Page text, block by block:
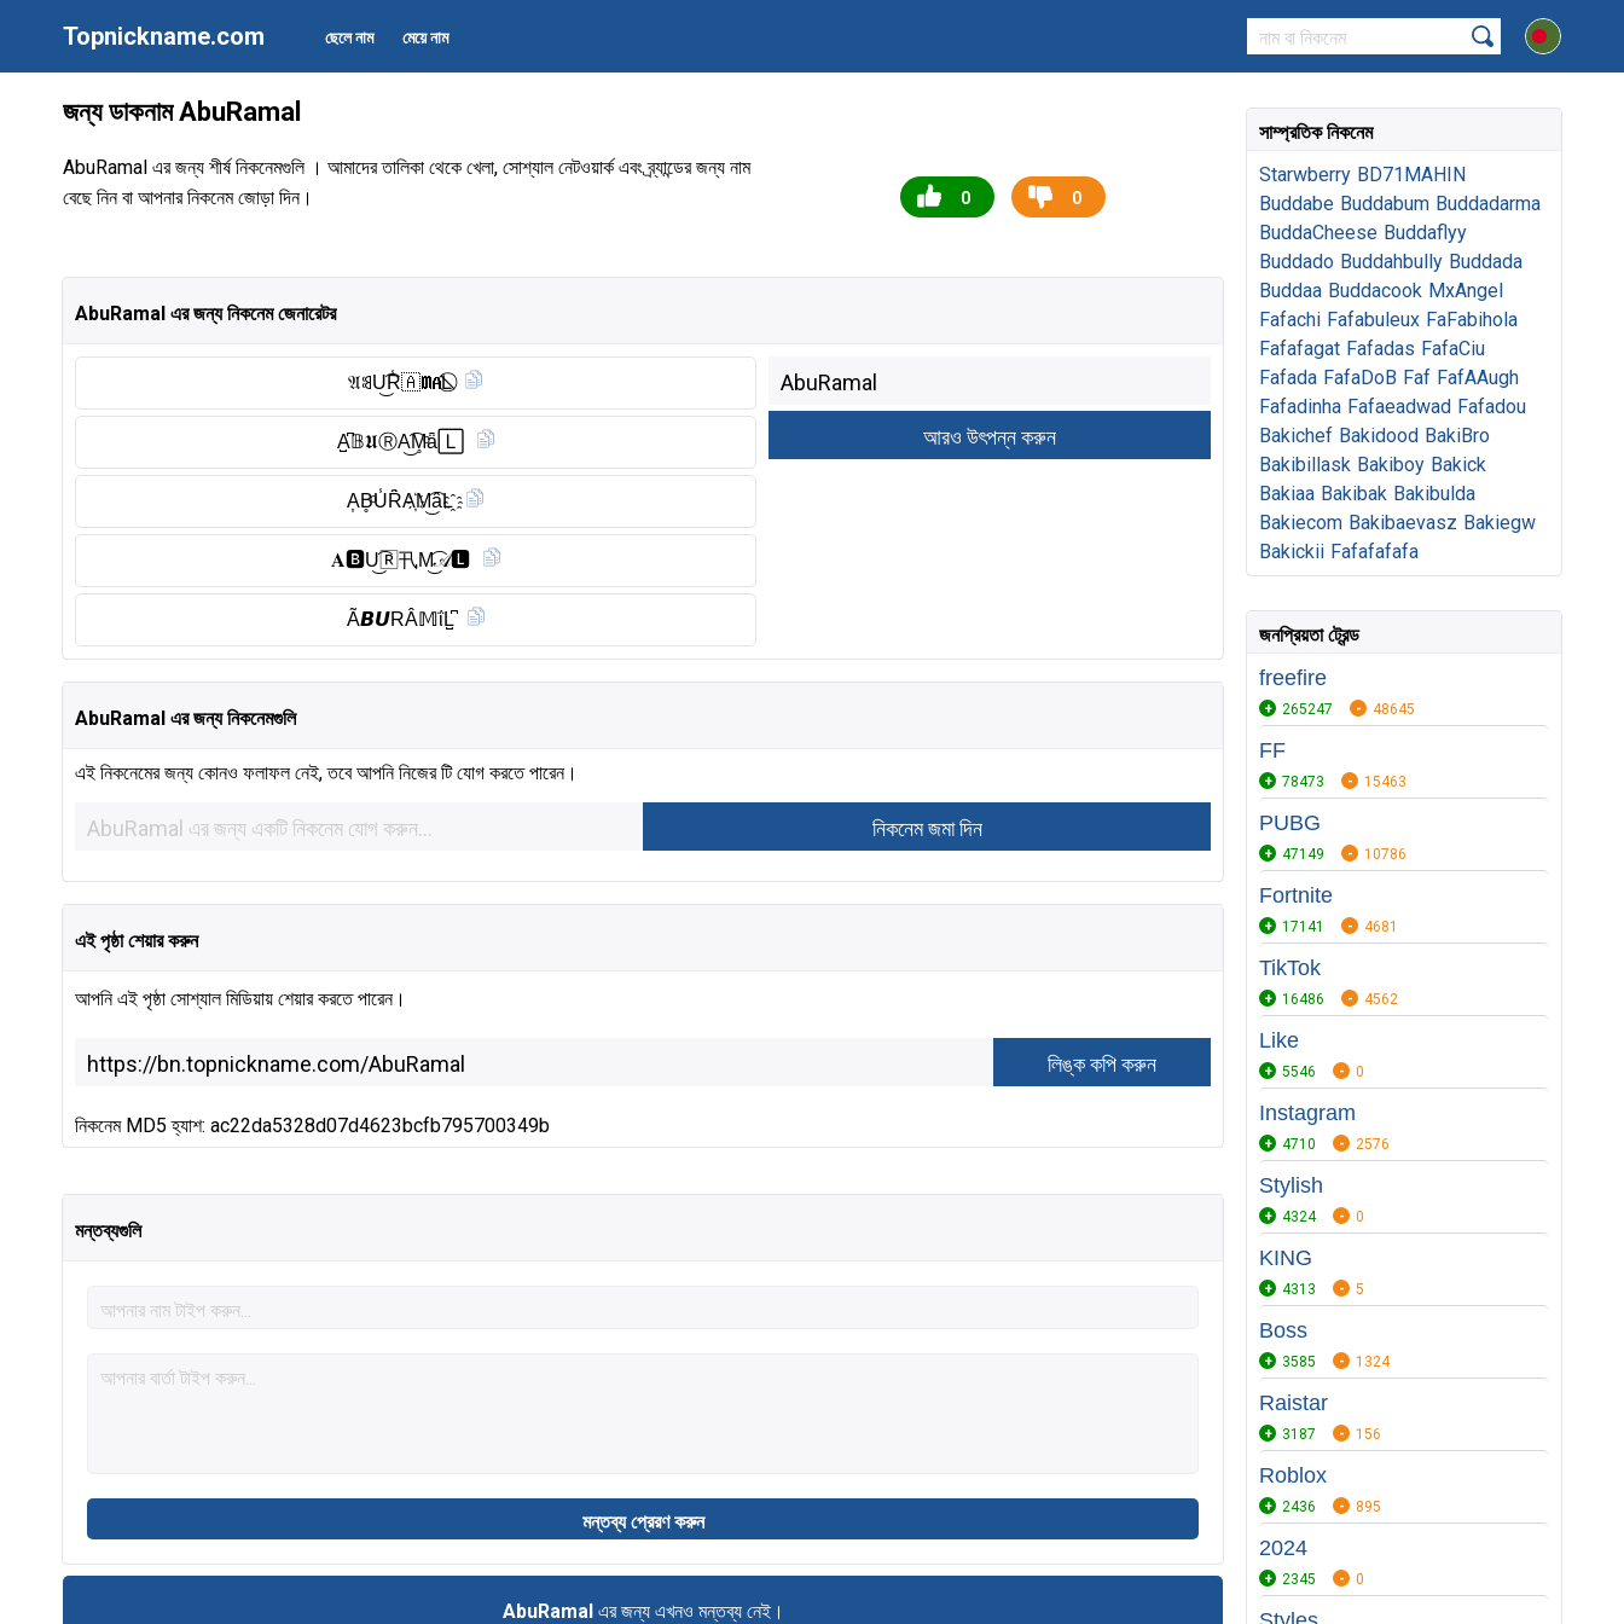
Topnickname.com ছেলে নাম মেয়ে নাম
জন্য ডাকনাম AbuRamal
AbuRamal এর জন্য শীর্ষ নিকনেমগুলি । আমাদের তালিকা থেকে খেলা, সোশ্যাল নেটওয়ার্ক এবং ব্র্যান্ডের জন্য নাম
বেছে নিন বা আপনার নিকনেম জোড়া দিন।
0 0
AbuRamal এর জন্য নিকনেম জেনারেটর
𝔄ꌃU͜͡R̾🇦 𝕸𝗔L⃠
A̺͆𝔹𝖀Ⓡ︎A͜͡M̥ͦǟ🄻
A͎B̥ͦU̾Ȓ̈A҉M͜͡âL҈
𝐀🅱︎U͜͡🅁卂M͜͡𝒜🅻︎
Ã𝘽𝙐RÂ𝕄ΐL̺͆
AbuRamal এর জন্য নিকনেমগুলি
এই নিকনেমের জন্য কোনও ফলাফল নেই, তবে আপনি নিজের টি যোগ করতে পারেন।
এই পৃষ্ঠা শেয়ার করুন
আপনি এই পৃষ্ঠা সোশ্যাল মিডিয়ায় শেয়ার করতে পারেন।
নিকনেম MD5 হ্যাশ: ac22da5328d07d4623bcfb795700349b
মন্তব্যগুলি
AbuRamalএর জন্য এখনও মন্তব্য নেই।
সাম্প্রতিক নিকনেম
Starwberry BD71MAHIN
Buddabe Buddabum Buddadarma
BuddaCheese Buddaflyy
Buddado Buddahbully Buddada
Buddaa Buddacook MxAngel
Fafachi Fafabuleux FaFabihola
Fafafagat Fafadas FafaCiu
Fafada FafaDoB Faf FafAAugh
Fafadinha Fafaeadwad Fafadou
Bakichef Bakidood BakiBro
Bakibillask Bakiboy Bakick
Bakiaa Bakibak Bakibulda
Bakiecom Bakibaevasz Bakiegw
Bakickii Fafafafafa
জনপ্রিয়তা ট্রেন্ড
freefire
265247 48645
FF
78473 15463
PUBG
47149 10786
Fortnite
17141 4681
TikTok
16486 4562
Like
5546 0
Instagram
4710 2576
Stylish
4324 0
KING
4313 5
Boss
3585 1324
Raistar
3187 156
Roblox
2436 895
2024
2345 0